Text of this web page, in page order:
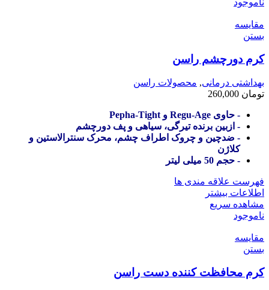
مقایسه
بستن
کرم دورچشم راسن
بهداشتی درمانی, محصولات راسن
تومان
- حاوی Regu-Age و Pepha-Tight
- ازبین برنده تیرگی، سیاهی و پف دورچشم
- ضدچین و چروک اطراف چشم، محرک سنترالاستین و
کلاژن
- حجم 50 میلی لیتر
فهرست علاقه مندی ها
اطلاعات بیشتر
مشاهده سریع
ناموجود
مقایسه
بستن
کرم محافظت کننده دست راسن